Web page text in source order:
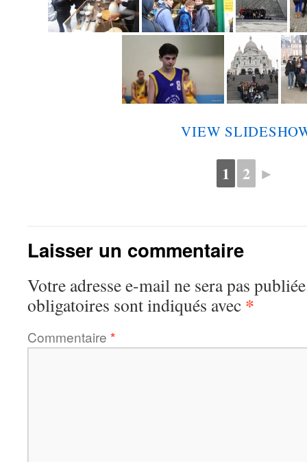
VIEW
1 2 ►
Laisser un commentaire
Votre adresse e-mail ne sera pas
obligatoires sont indiqués avec *
Commentaire *